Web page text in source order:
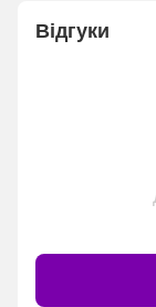
Відгуки